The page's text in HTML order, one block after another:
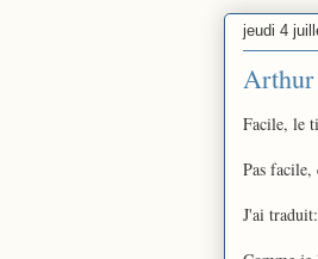
jeudi 4
Arthur
Facile, le
Pas
J'ai